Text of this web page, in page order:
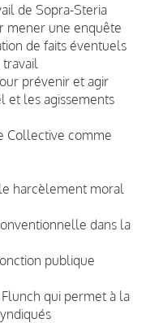
de Sopra-Steria
mener une enquête
de faits éventuels
prévenir et agir
et les agissements
Collective comme
harcèlement moral
dans la
publique
qui permet à la